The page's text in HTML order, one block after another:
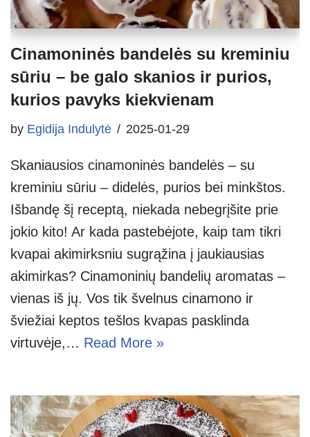
Cinamoninės bandelės su kreminiu
sūriu – be galo skanios ir purios,
kurios pavyks kiekvienam
by Egidija Indulytė 2025-01-29
Skaniausios cinamoninės bandelės – su
kreminiu sūriu – didelės, purios bei minkštos.
Išbandę šį receptą, niekada nebegrįšite prie
jokio kito! Ar kada pastebėjote, kaip tam tikri
kvapai akimirksniu sugrąžina į jaukiausias
akimirkas? Cinamoninių bandelių aromatas –
vienas iš jų. Vos tik švelnus cinamono ir
šviežiai keptos tešlos kvapas pasklinda
virtuvėje,… Read More »